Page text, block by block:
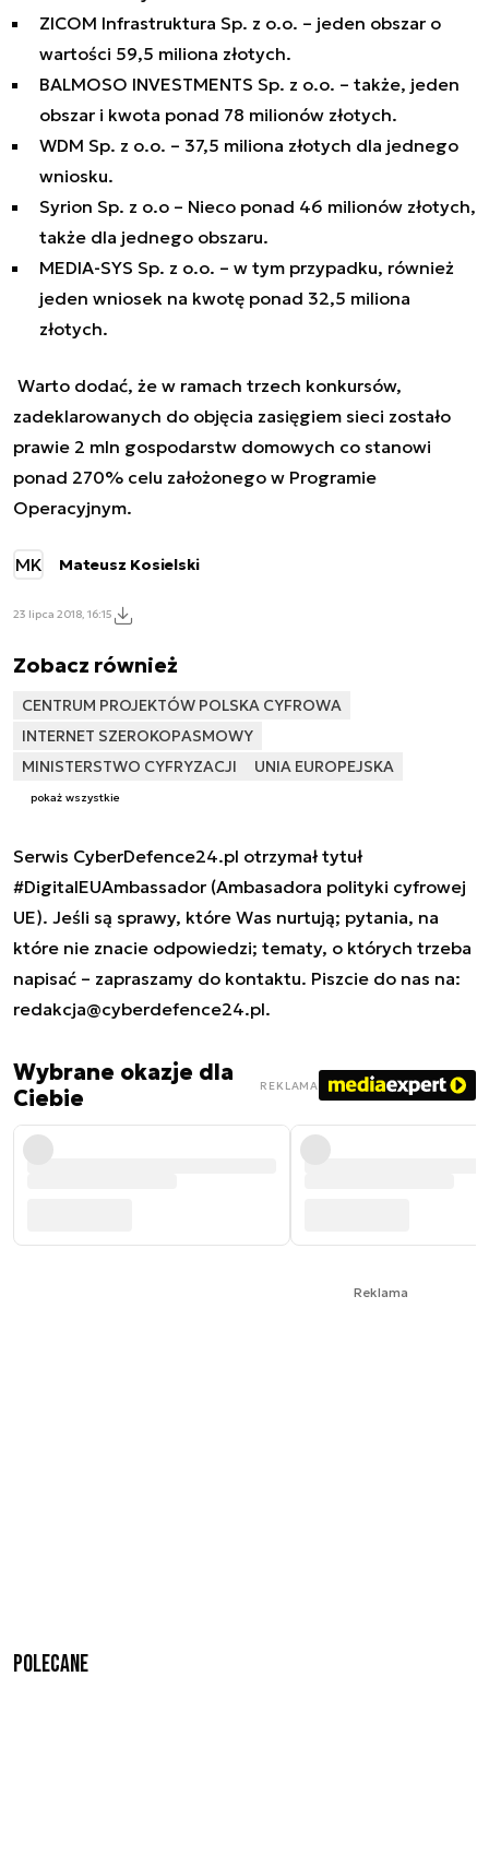
ZICOM Infrastruktura Sp. z o.o. – jeden obszar o
wartości 59,5 miliona złotych.
BALMOSO INVESTMENTS Sp. z o.o. – także, jeden
obszar i kwota ponad 78 milionów złotych.
WDM Sp. z o.o. – 37,5 miliona złotych dla jednego
wniosku.
Syrion Sp. z o.o – Nieco ponad 46 milionów złotych,
także dla jednego obszaru.
MEDIA-SYS Sp. z o.o. – w tym przypadku, również
jeden wniosek na kwotę ponad 32,5 miliona
złotych.
Warto dodać, że w ramach trzech konkursów,
zadeklarowanych do objęcia zasięgiem sieci zostało
prawie 2 mln gospodarstw domowych co stanowi
ponad 270% celu założonego w Programie
Operacyjnym.
MK Mateusz Kosielski
23 lipca 2018, 16:15
Zobacz również
CENTRUM PROJEKTÓW POLSKA CYFROWA
INTERNET SZEROKOPASMOWY
MINISTERSTWO CYFRYZACJI
UNIA EUROPEJSKA
pokaż wszystkie
Serwis CyberDefence24.pl otrzymał tytuł
#DigitalEUAmbassador (Ambasadora polityki cyfrowej
UE). Jeśli są sprawy, które Was nurtują; pytania, na
które nie znacie odpowiedzi; tematy, o których trzeba
napisać – zapraszamy do kontaktu. Piszcie do nas na:
redakcja@cyberdefence24.pl.
Wybrane okazje dla
Ciebie
REKLAMA
Reklama
Polecane